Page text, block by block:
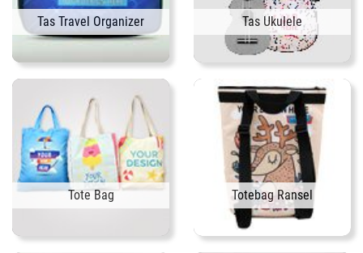
Tas Travel Organizer Tas Ukulele
Tote Bag Totebag Ransel